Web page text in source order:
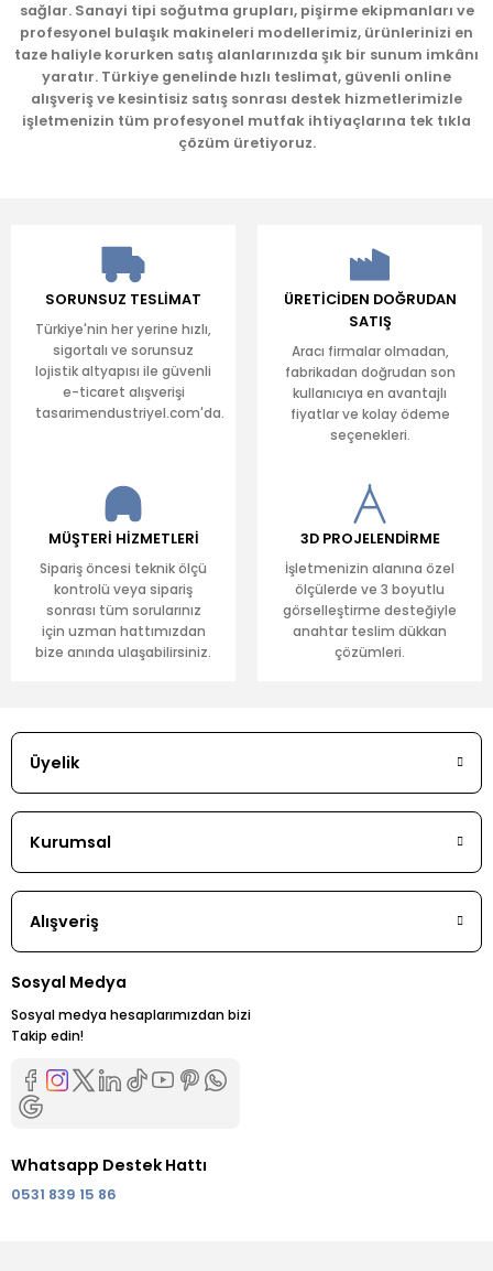
Gönder
sağlar. Sanayi tipi soğutma grupları, pişirme ekipmanları ve
profesyonel bulaşık makineleri modellerimiz, ürünlerinizi en
taze haliyle korurken satış alanlarınızda şık bir sunum imkânı
yaratır. Türkiye genelinde hızlı teslimat, güvenli online
alışveriş ve kesintisiz satış sonrası destek hizmetlerimizle
işletmenizin tüm profesyonel mutfak ihtiyaçlarına tek tıkla
çözüm üretiyoruz.
SORUNSUZ TESLİMAT
Türkiye'nin her yerine hızlı,
sigortalı ve sorunsuz
lojistik altyapısı ile güvenli
e-ticaret alışverişi
tasarimendustriyel.com'da.
ÜRETİCİDEN DOĞRUDAN
SATIŞ
Aracı firmalar olmadan,
fabrikadan doğrudan son
kullanıcıya en avantajlı
fiyatlar ve kolay ödeme
seçenekleri.
MÜŞTERİ HİZMETLERİ
Sipariş öncesi teknik ölçü
kontrolü veya sipariş
sonrası tüm sorularınız
için uzman hattımızdan
bize anında ulaşabilirsiniz.
3D PROJELENDİRME
İşletmenizin alanına özel
ölçülerde ve 3 boyutlu
görselleştirme desteğiyle
anahtar teslim dükkan
çözümleri.
Üyelik
Kurumsal
Alışveriş
Sosyal Medya
Sosyal medya hesaplarımızdan bizi
Takip edin!
Whatsapp Destek Hattı
0531 839 15 86